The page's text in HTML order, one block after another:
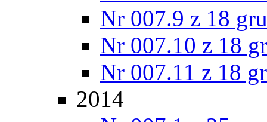
Nr 007.9 z 18
Nr 007.10 z 18
Nr 007.11 z 18
2014